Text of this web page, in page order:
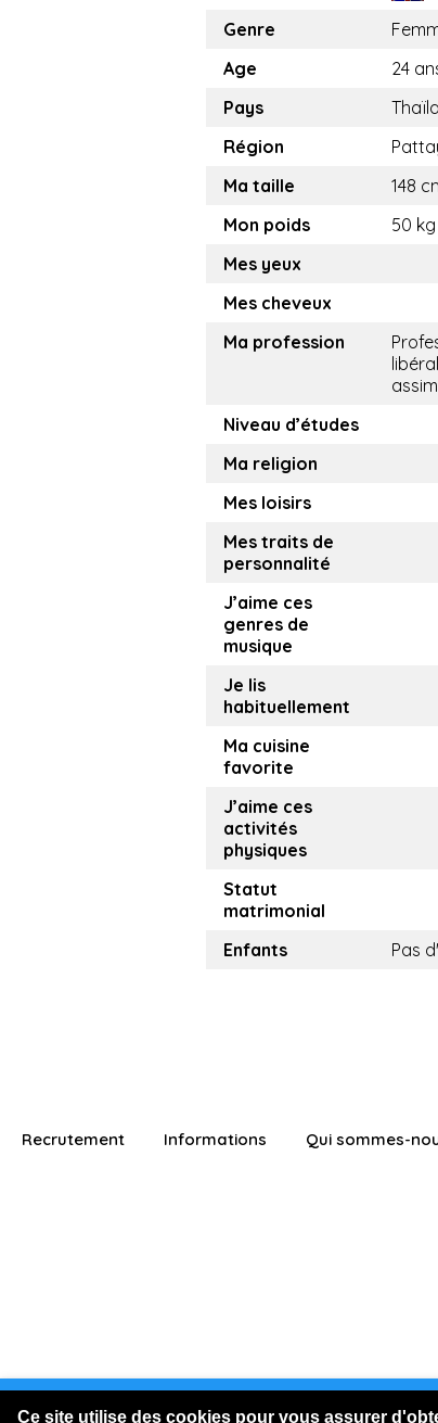
Ce site utilise des cookies pour vous assurer
Vous êtes connecté
Genre
Age
24
Pays
Région
Ma taille
148
Mon poids
50 kg
Mes yeux
Mes cheveux
Ma profession
Niveau d’études
Ma religion
Mes loisirs
Mes traits de
personnalité
J’aime ces
genres de
musique
Je lis
habituellement
Ma cuisine
favorite
J’aime ces
activités
physiques
Statut
matrimonial
Enfants
Pas
Recrutement Informations Qui sommes-